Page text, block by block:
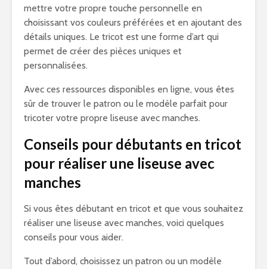
mettre votre propre touche personnelle en
choisissant vos couleurs préférées et en ajoutant des
détails uniques. Le tricot est une forme d’art qui
permet de créer des pièces uniques et
personnalisées.
Avec ces ressources disponibles en ligne, vous êtes
sûr de trouver le patron ou le modèle parfait pour
tricoter votre propre liseuse avec manches.
Conseils pour débutants en tricot
pour réaliser une liseuse avec
manches
Si vous êtes débutant en tricot et que vous souhaitez
réaliser une liseuse avec manches, voici quelques
conseils pour vous aider.
Tout d’abord, choisissez un patron ou un modèle